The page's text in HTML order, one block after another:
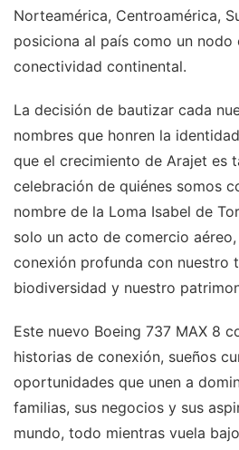
Norteamérica, Centroamérica,
posiciona al país como un nodo
conectividad continental.
La decisión de bautizar cada
nombres que honren la
que el crecimiento de Arajet es
celebración de quiénes somos
nombre de la Loma Isabel de
solo un acto de comercio
conexión profunda con nuestro
biodiversidad y nuestro
Este nuevo Boeing 737 MAX 8
historias de conexión, sueños
oportunidades que unen a
familias, sus negocios y sus
mundo, todo mientras vuela